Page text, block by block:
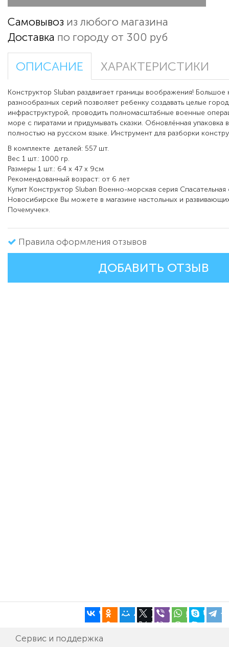
Самовывоз из любого магазина
Доставка по городу от 300 руб
ОПИСАНИЕ ХАРАКТЕРИСТИКИ
Конструктор Sluban раздвигает границы воображения! Большое
разнообразных серий позволяет ребенку создавать целые
инфраструктурой, проводить полномасштабные военные
море с пиратами и придумывать сказки. Обновлённая упаковка
полностью на русском языке. Инструмент для разборки
В комплекте деталей: 557 шт.
Вес 1 шт.: 1000 гр.
Размеры 1 шт.: 64 x 47 x 9см
Рекомендованный возраст: от 6 лет
Купит Конструктор Sluban Военно-морская серия Спасательная
Новосибирске Вы можете в магазине настольных и
Почемучек».
Правила оформления отзывов
ДОБАВИТЬ ОТЗЫВ
Сервис и поддержка